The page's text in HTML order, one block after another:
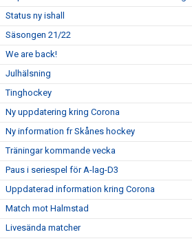
Status ny ishall
Säsongen 21/22
We are back!
Julhälsning
Tinghockey
Ny uppdatering kring Corona
Ny information fr Skånes hockey
Träningar kommande vecka
Paus i seriespel för A-lag-D3
Uppdaterad information kring Corona
Match mot Halmstad
Livesända matcher